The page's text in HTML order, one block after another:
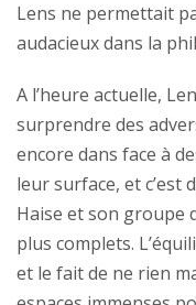
Lens ne permettait
audacieux dans la
A l’heure actuelle,
surprendre des
encore dans face à
leur surface, et c’est
Haise et son groupe
plus complets.
et le fait de ne rien